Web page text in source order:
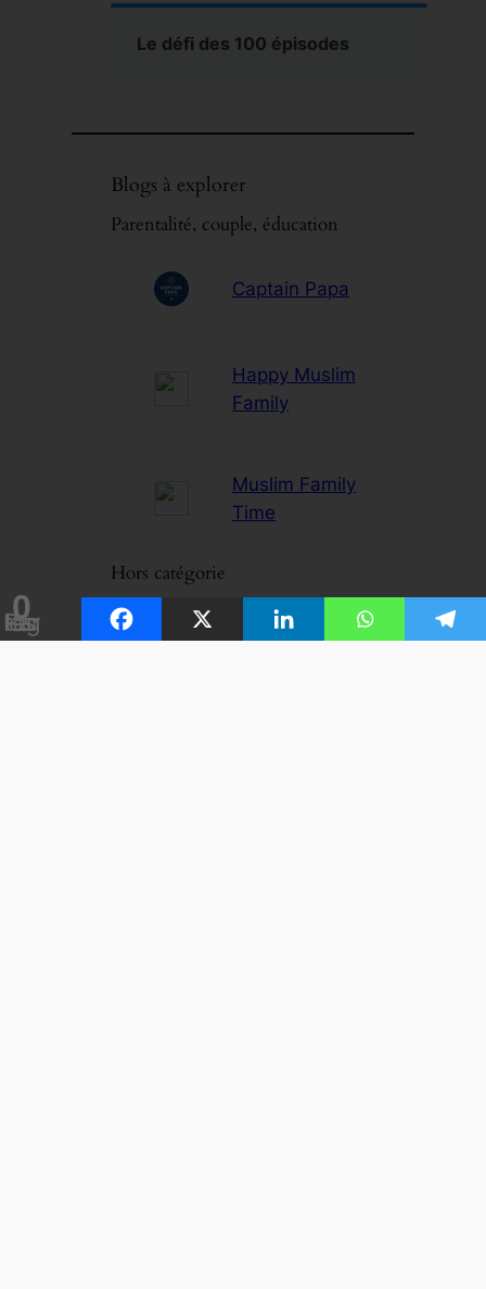
0
Partages
Le défi des 100 épisodes
Blogs à explorer
Parentalité, couple, éducation
Captain Papa
Happy Muslim
Family
Muslim Family
Time
Hors catégorie
Préparer sa